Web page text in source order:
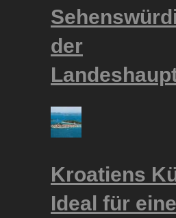
der
Kroatiens
Ideal für